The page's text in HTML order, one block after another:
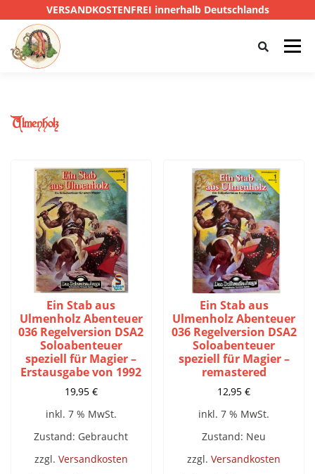
VERSANDKOSTENFREI innerhalb Deutschlands
Menü
SONSTIGE
Ulmenholz
Ein Stab aus
Ulmenholz Abenteuer
036 Regelversion DSA2
Soloabenteuer
speziell für Magier –
Erstausgabe von 1992
19,95 €
inkl. 7 % MwSt.
Zustand: Gebraucht
zzgl. Versandkosten
Ein Stab aus
Ulmenholz Abenteuer
036 Regelversion DSA2
Soloabenteuer
speziell für Magier –
remastered
12,95€
inkl. 7 % MwSt.
Zustand: Neu
zzgl.Versandkosten